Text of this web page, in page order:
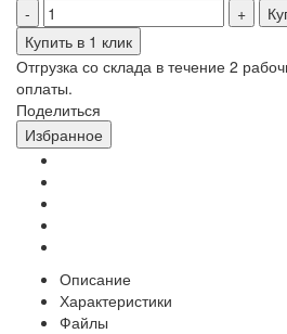
Купить в 1 клик
Отгрузка со склада в течение 2
оплаты.
Поделиться
Избранное
Описание
Характеристики
Файлы